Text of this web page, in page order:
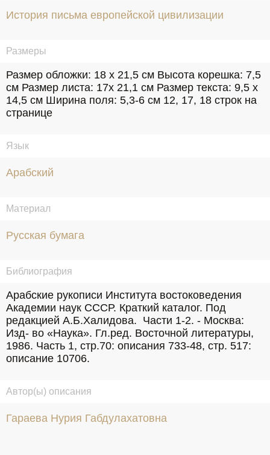
История письма европейской цивилизации
Размеры
Размер обложки: 18 х 21,5 см Высота корешка: 7,5
см Размер листа: 17х 21,1 см Размер текста: 9,5 х
14,5 см Ширина поля: 5,3-6 см 12, 17, 18 строк на
странице
Язык
Арабский
Материал
Русская бумага
Библиография
Арабские рукописи Института востоковедения
Академии наук СССР. Краткий каталог. Под
редакцией А.Б.Халидова.  Части 1-2. - Москва:
Изд- во «Наука». Гл.ред. Восточной литературы,
1986. Часть 1, стр.70: описания 733-48, стр. 517:
описание 10706.
Автор(ы) описания
Гараева Нурия Габдулахатовна